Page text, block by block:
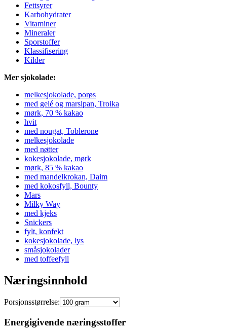
Fettsyrer
Karbohydrater
Vitaminer
Mineraler
Sporstoffer
Klassifisering
Kilder
Mer sjokolade:
melkesjokolade, porøs
med gelé og marsipan, Troika
mørk, 70 % kakao
hvit
med nougat, Toblerone
melkesjokolade
med nøtter
kokesjokolade, mørk
mørk, 85 % kakao
med mandelkrokan, Daim
med kokosfyll, Bounty
Mars
Milky Way
med kjeks
Snickers
fylt, konfekt
kokesjokolade, lys
småsjokolader
med toffeefyll
Næringsinnhold
Porsjonsstørrelse:
Energigivende næringsstoffer